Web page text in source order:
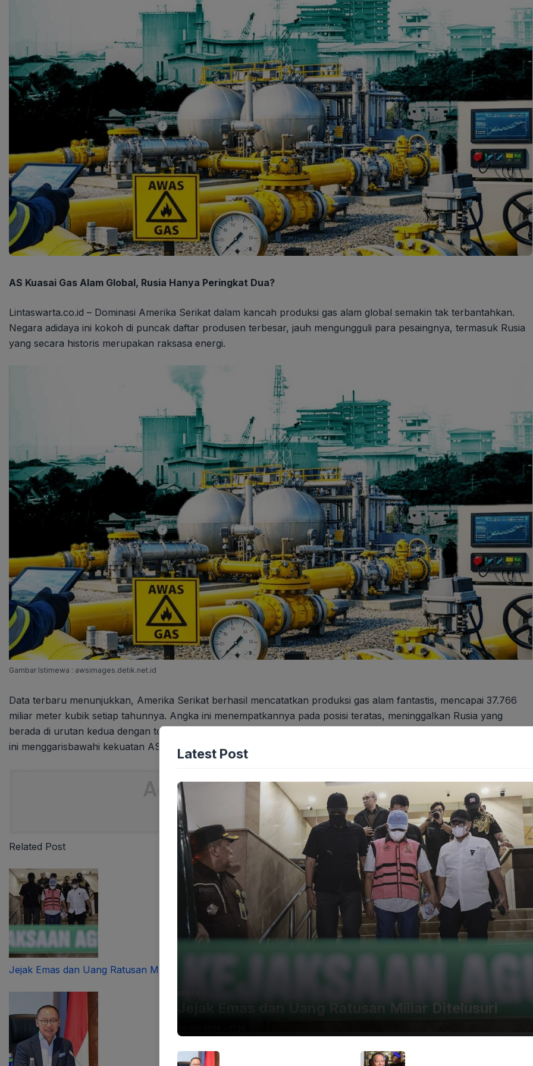
AS Kuasai Gas Alam Global, Rusia Hanya Peringkat Dua?
Lintaswarta.co.id – Dominasi Amerika Serikat dalam kancah produksi gas alam global semakin tak terbantahkan.
Negara adidaya ini kokoh di puncak daftar produsen terbesar, jauh mengungguli para pesaingnya, termasuk Rusia
yang secara historis merupakan raksasa energi.
Gambar Istimewa : awsimages.detik.net.id
Data terbaru menunjukkan, Amerika Serikat berhasil mencatatkan produksi gas alam fantastis, mencapai 37.766
miliar meter kubik setiap tahunnya. Angka ini menempatkannya pada posisi teratas, meninggalkan Rusia yang
berada di urutan kedua dengan total produksi 22.673 miliar meter kubik per tahun. Selisih produksi yang signifikan
ini menggarisbawahi kekuatan AS dalam sektor energi.
Related Post
Jejak Emas dan Uang Ratusan Miliar Ditelusuri
Latest Post
BERITA
Jejak Emas dan Uang Ratusan Miliar Ditelusuri